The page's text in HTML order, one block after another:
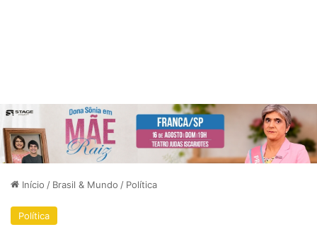
Início / Brasil & Mundo / Política
Política